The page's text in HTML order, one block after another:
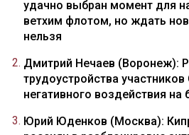
удачно выбран момент для
ветхим флотом, но ждать
нельзя
Дмитрий Нечаев (Воронеж):
трудоустройства
негативного воздействия на
Юрий Юденков (Москва):